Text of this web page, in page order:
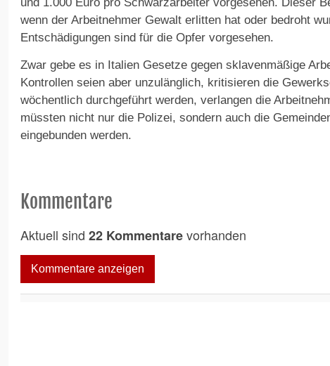
wenn der Arbeitnehmer Gewalt erlitten hat oder bedroht
Entschädigungen sind für die Opfer vorgesehen.
Zwar gebe es in Italien Gesetze gegen sklavenmäßige
Kontrollen seien aber unzulänglich, kritisieren die
wöchentlich durchgeführt werden, verlangen die
müssten nicht nur die Polizei, sondern auch die
eingebunden werden.
Kommentare
Aktuell sind 22 Kommentarevorhanden
Kommentare anzeigen